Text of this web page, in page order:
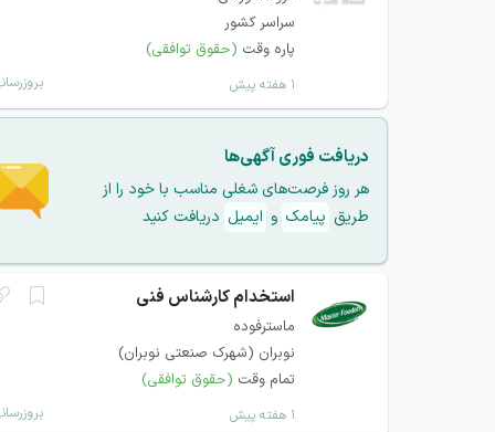
سراسر کشور
پاره وقت (حقوق توافقی)
۱ هفته پیش
دریافت فوری آگهی‌ها
هر روز فرصت‌های شغلی مناسب با خود را از
طریق پیامک و ایمیل دریافت کنید
استخدام کارشناس فنی
ماسترفوده
نوبران (شهرک صنعتی نوبران)
تمام وقت (حقوق توافقی)
۱ هفته پیش